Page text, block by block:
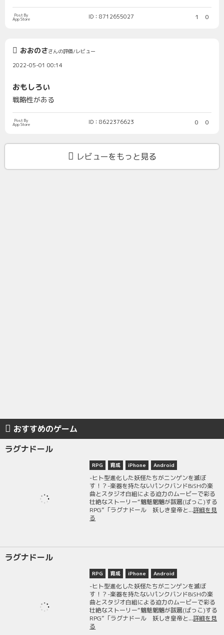
Post By
App Store ID：8712655027 1 0
おおのささんの評価/レビュー
2022-05-01 00:14
おもしろい
戦略性がある
Post By
App Store ID：8622376623 0 0
レビューをもっと見る
おすすめのゲーム
ラグナドール
RPG 育成 iPhone Android
-ヒト型進化した妖怪たちがニンゲンを滅ぼ
す！？-楽器を持たないパンクバンドBiSHの楽
曲とスタジオ白組による迫力のムービーで彩る
壮絶なストーリー“魑魅魍魎が跋扈(ばっこ)する
RPG”「ラグナドール 妖しき皇帝と...詳細を見
る
ラグナドール
RPG 育成 iPhone Android
-ヒト型進化した妖怪たちがニンゲンを滅ぼ
す！？-楽器を持たないパンクバンドBiSHの楽
曲とスタジオ白組による迫力のムービーで彩る
壮絶なストーリー“魑魅魍魎が跋扈(ばっこ)する
RPG”「ラグナドール 妖しき皇帝と...詳細を見
る